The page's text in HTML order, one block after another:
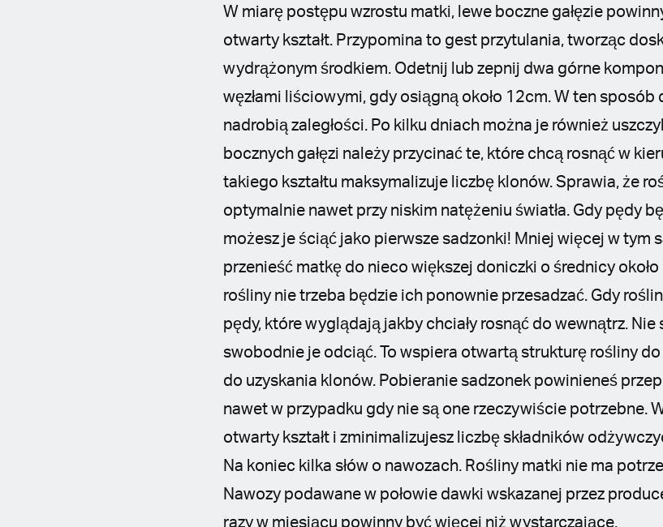
W miarę postępu wzrostu matki, lewe boczne gałęzie
otwarty kształt. Przypomina to gest przytulania, tworząc
wydrążonym środkiem. Odetnij lub zepnij dwa górne
węzłami liściowymi, gdy osiągną około 12cm. W ten sposób
nadrobią zaległości. Po kilku dniach można je również
bocznych gałęzi należy przycinać te, które chcą rosnąć w
takiego kształtu maksymalizuje liczbę klonów. Sprawia, że
optymalnie nawet przy niskim natężeniu światła. Gdy pędy
możesz je ściąć jako pierwsze sadzonki! Mniej więcej w tym
przenieść matkę do nieco większej doniczki o średnicy
rośliny nie trzeba będzie ich ponownie przesadzać. Gdy
pędy, które wyglądają jakby chciały rosnąć do wewnątrz.
swobodnie je odciąć. To wspiera otwartą strukturę rośliny
do uzyskania klonów. Pobieranie sadzonek powinieneś
nawet w przypadku gdy nie są one rzeczywiście potrzebne.
otwarty kształt i zminimalizujesz liczbę składników
Na koniec kilka słów o nawozach. Rośliny matki nie ma
Nawozy podawane w połowie dawki wskazanej przez
razy w miesiącu powinny być więcej niż wystarczające.